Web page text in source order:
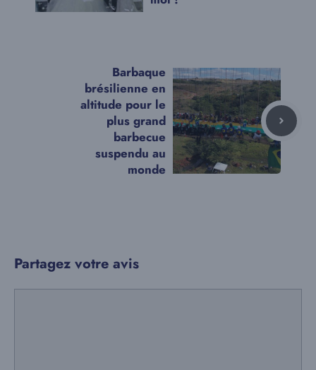
Barbaque
brésilienne en
altitude pour le
plus grand
barbecue
suspendu au
monde
Partagez votre avis